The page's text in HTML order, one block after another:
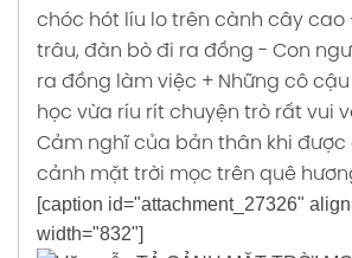
chóc hót líu lo trên cành cây cao
trâu, đàn bò đi ra đồng - Con
ra đồng làm việc + Những cô
học vừa ríu rít chuyện trò rất vui
Cảm nghĩ của bản thân khi được
cảnh mặt trời mọc trên quê
[caption id="attachment_27326"
width="832"]